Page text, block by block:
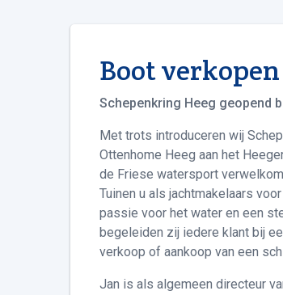
Boot verkopen
Schepenkring Heeg geopend
Met trots introduceren wij
Ottenhome Heeg aan het
de Friese watersport
Tuinen u als jachtmakelaars
passie voor het water en een
begeleiden zij iedere klant bij
verkoop of aankoop van een
Jan is als algemeen directeur